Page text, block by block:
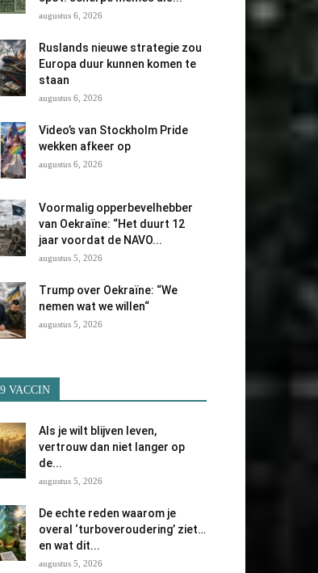
augustus 6, 2026
Ruslands nieuwe strategie zou
Europa duur kunnen komen te
staan
augustus 6, 2026
Video’s van Stockholm Pride
wekken afkeer op
augustus 6, 2026
Voormalig opperbevelhebber
van Oekraïne: “Het duurt 12
jaar voordat de NAVO...
augustus 5, 2026
Trump over Oekraïne: “We
nemen wat we willen“
augustus 5, 2026
VACCIN
Als je wilt blijven leven,
vertrouw dan niet langer op
de...
augustus 5, 2026
De echte reden waarom je
overal ‘turboveroudering’ ziet…
en wat dit...
augustus 5, 2026